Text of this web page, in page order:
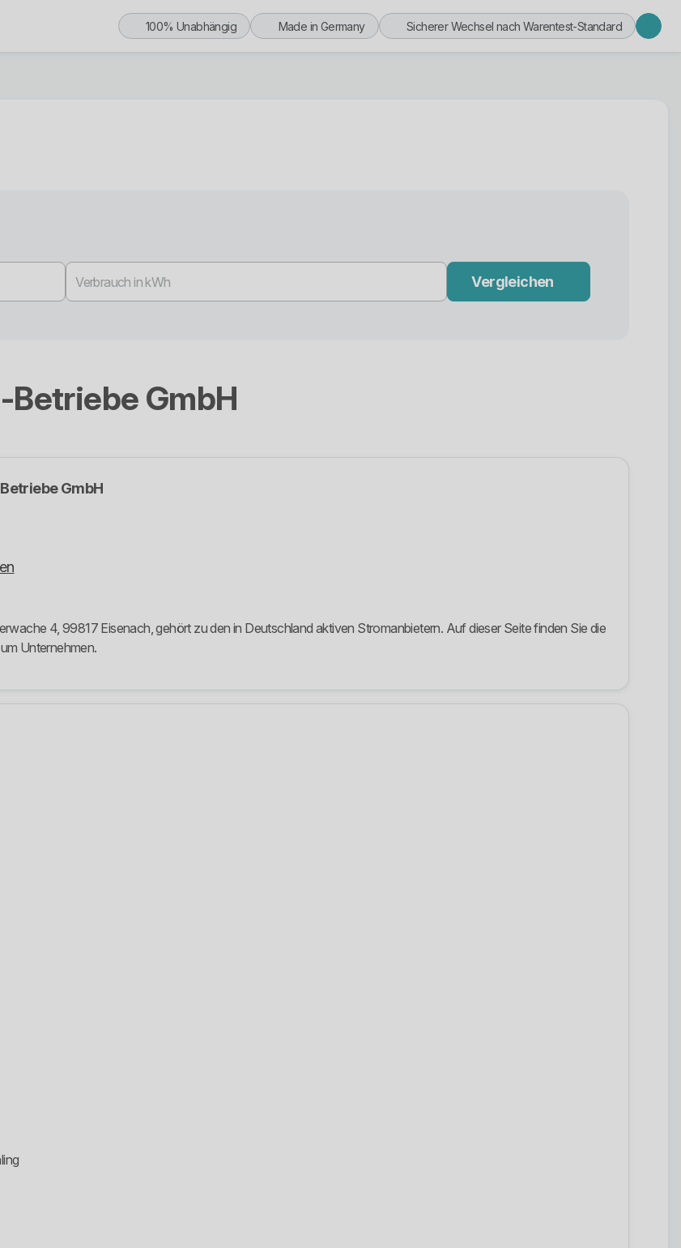
100% Unabhängig Made in Germany Sicherer Wechsel nach Warentest-Standard
Vergleichen
GmbH
GmbH
4, 99817 Eisenach, gehört zu den in Deutschland aktiven Stromanbietern. Auf dieser Seite finden Sie die
Unternehmen.